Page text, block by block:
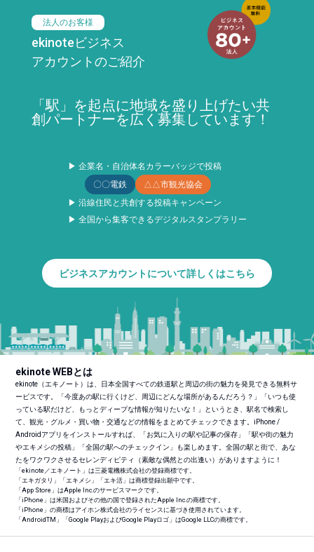
法人のお客様
ekinoteビジネス
アカウントのご紹介
「駅」を起点に地域を盛り上げたい共
創パートナーを広く募集しています！
▶ 企業名・自治体名カラーバッジで投稿
〇〇電鉄
△△市観光協会
▶ 沿線住民と共創する投稿キャンペーン
▶ 全国から集客できるデジタルスタンプラリー
ビジネスアカウントについて詳しくはこちら
ekinote WEBとは
ekinote（エキノート）は、日本全国すべての鉄道駅と周辺の街の魅力を発見できる無料サ
ービスです。「今度あの駅に行くけど、周辺にどんな場所があるんだろう？」「いつも使
っている駅だけど、もっとディープな情報が知りたいな！」というとき、駅名で検索し
て、観光・グルメ・買い物・交通などの情報をまとめてチェックできます。iPhone /
Androidアプリをインストールすれば、「お気に入りの駅や記事の保存」「駅や街の魅力
やエキメシの投稿」「全国の駅へのチェックイン」も楽しめます。全国の駅と街で、あな
たをワクワクさせるセレンディピティ（素敵な偶然との出逢い）がありますように！
「ekinote／エキノート」は三菱電機株式会社の登録商標です。
「エキガタリ」「エキメシ」「エキ活」は商標登録出願中です。
「App Store」はApple Inc.のサービスマークです。
「iPhone」は米国およびその他の国で登録されたApple Inc.の商標です。
「iPhone」の商標はアイホン株式会社のライセンスに基づき使用されています。
「AndroidTM 」「Google PlayおよびGoogle Playロゴ」はGoogle LLCの商標です。